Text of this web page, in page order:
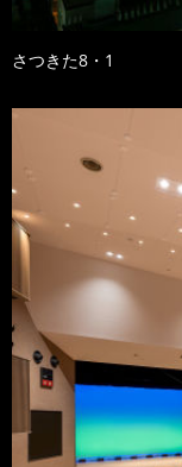
さつきた8・1